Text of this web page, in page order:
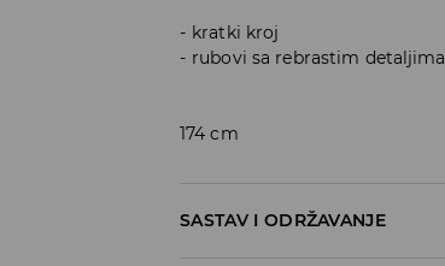
kratki kroj
rubovi sa rebrastim detaljima
174 cm
SASTAV I ODRŽAVANJE